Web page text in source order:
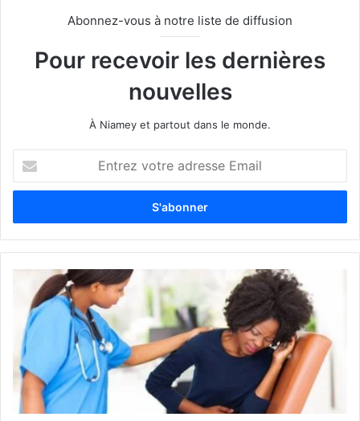
Abonnez-vous à notre liste de diffusion
Pour recevoir les dernières
nouvelles
À Niamey et partout dans le monde.
t
e
z